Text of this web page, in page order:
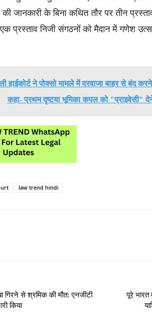
जानकारी के बिना कथित तौर पर तीन
प्रस्ताव निजी संगठनों को मैदान में गणेश
हाईकोर्ट ने पोक्सो मामले में दरवाजा बाहर से बंद
कहा- प्रथम दृष्टया भूमिका कपल को "प्राइवेसी"
law trend hindi
गिरने से श्रमिक की मौत: एनजीटी
किया
पूरे भारत